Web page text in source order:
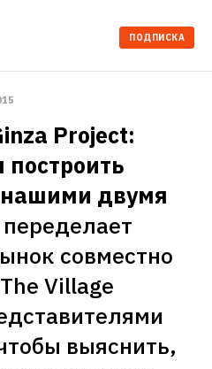
ПОДПИСКА
Project:
построить
двумя
совместно
Village
выяснить,